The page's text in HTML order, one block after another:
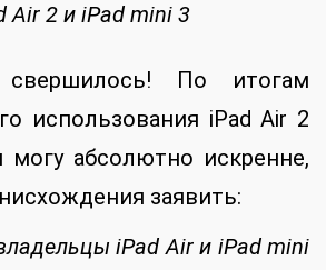
Air 2 и iPad mini 3
По итогам
использования iPad Air 2
могу абсолютно искренне,
заявить:
iPad Air и iPad mini